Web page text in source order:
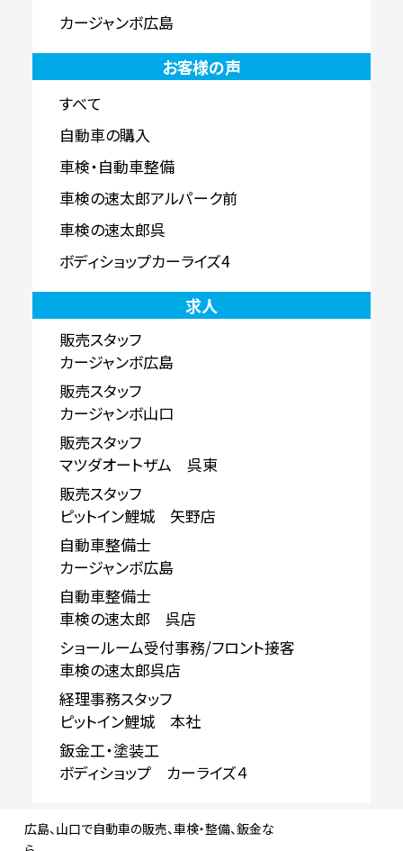
カージャンボ広島
お客様の声
すべて
自動車の購入
車検・自動車整備
車検の速太郎アルパーク前
車検の速太郎呉
ボディショップカーライズ4
求人
販売スタッフ
カージャンボ広島
販売スタッフ
カージャンボ山口
販売スタッフ
マツダオートザム 呉東
販売スタッフ
ピットイン鯉城 矢野店
自動車整備士
カージャンボ広島
自動車整備士
車検の速太郎 呉店
ショールーム受付事務/フロント接客
車検の速太郎呉店
経理事務スタッフ
ピットイン鯉城 本社
鈑金工・塗装工
ボディショップ カーライズ４
広島、山口で自動車の販売、車検・整備、鈑金な